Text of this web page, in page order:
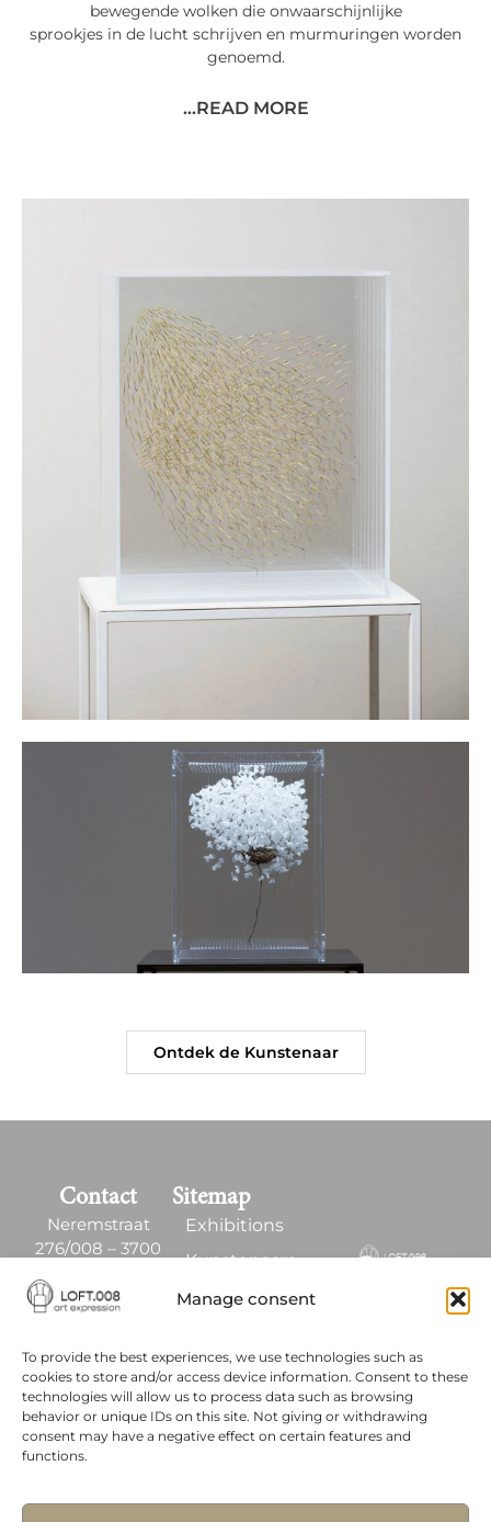
Manage consent
To provide the best experiences, we use technologies such as
cookies to store and/or access device information. Consent to these
technologies will allow us to process data such as browsing
behavior or unique IDs on this site. Not giving or withdrawing
consent may have a negative effect on certain features and
functions.
bewegende wolken die onwaarschijnlijke
sprookjes in de lucht schrijven en murmuringen worden
genoemd.
...READ MORE
Ontdek de Kunstenaar
Contact
Neremstraat
276/008 – 3700
+32 497 58 64 02
LOFT.008 is een
merk van PNP
MANAGER
- BTW: BE 0864
022 847
Sitemap
Exhibitions
Kunstenaars
Kunst Ruimte